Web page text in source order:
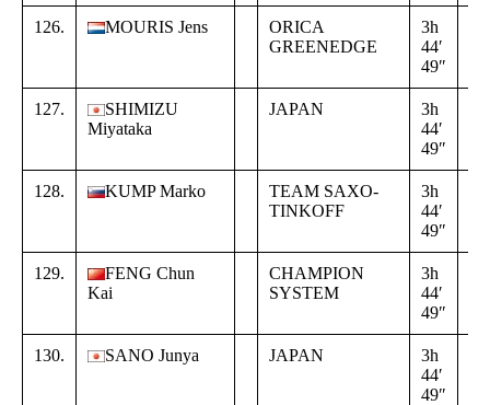
126. MOURIS Jens
ORICA
GREENEDGE
3h
44′
49″
127.
SHIMIZU
Miyataka
JAPAN
3h
44′
49″
128. KUMP Marko
TEAM SAXO-
TINKOFF
3h
44′
49″
129.
FENG Chun
Kai
CHAMPION
SYSTEM
3h
44′
49″
130. SANO Junya JAPAN
3h
44′
49″